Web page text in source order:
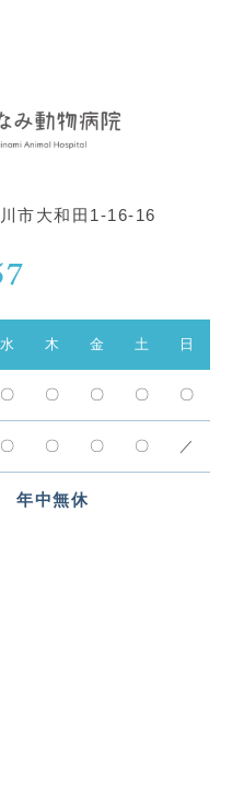
市大和田1-16-16
水 木 金 土 日
〇 〇 〇 〇 〇
〇 〇 〇 〇 ／
年中無休